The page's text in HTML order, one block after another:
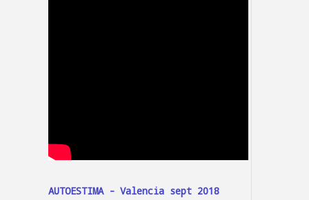
AUTOESTIMA - Valencia sept 2018